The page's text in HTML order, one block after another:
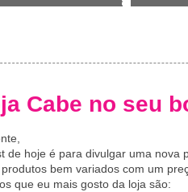
Cabe no seu
de hoje é para divulgar uma nova
bem variados com um
que eu mais gosto da loja são: